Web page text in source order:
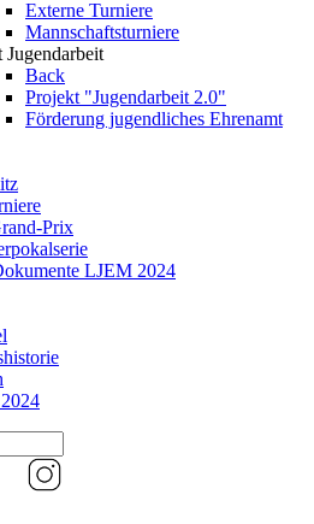
Externe Turniere
Mannschaftsturniere
Jugendarbeit
Back
Projekt "Jugendarbeit 2.0"
Förderung jugendliches Ehrenamt
Prix
LJEM 2024